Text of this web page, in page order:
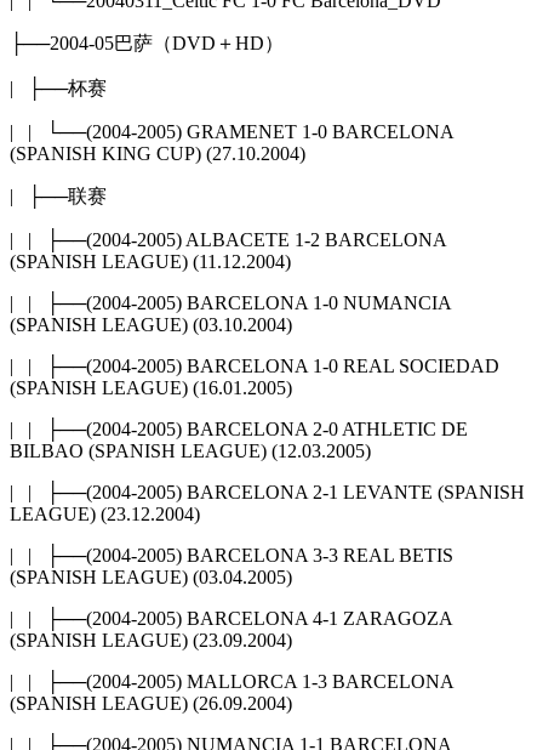
├──2004-05巴萨（DVD＋HD）
| ├──杯赛
| | └──(2004-2005) GRAMENET 1-0 BARCELONA
(SPANISH KING CUP) (27.10.2004)
| ├──联赛
| | ├──(2004-2005) ALBACETE 1-2 BARCELONA
(SPANISH LEAGUE) (11.12.2004)
| | ├──(2004-2005) BARCELONA 1-0 NUMANCIA
(SPANISH LEAGUE) (03.10.2004)
| | ├──(2004-2005) BARCELONA 1-0 REAL SOCIEDAD
(SPANISH LEAGUE) (16.01.2005)
| | ├──(2004-2005) BARCELONA 2-0 ATHLETIC DE
BILBAO (SPANISH LEAGUE) (12.03.2005)
| | ├──(2004-2005) BARCELONA 2-1 LEVANTE (SPANISH
LEAGUE) (23.12.2004)
| | ├──(2004-2005) BARCELONA 3-3 REAL BETIS
(SPANISH LEAGUE) (03.04.2005)
| | ├──(2004-2005) BARCELONA 4-1 ZARAGOZA
(SPANISH LEAGUE) (23.09.2004)
| | ├──(2004-2005) MALLORCA 1-3 BARCELONA
(SPANISH LEAGUE) (26.09.2004)
| | ├──(2004-2005) NUMANCIA 1-1 BARCELONA